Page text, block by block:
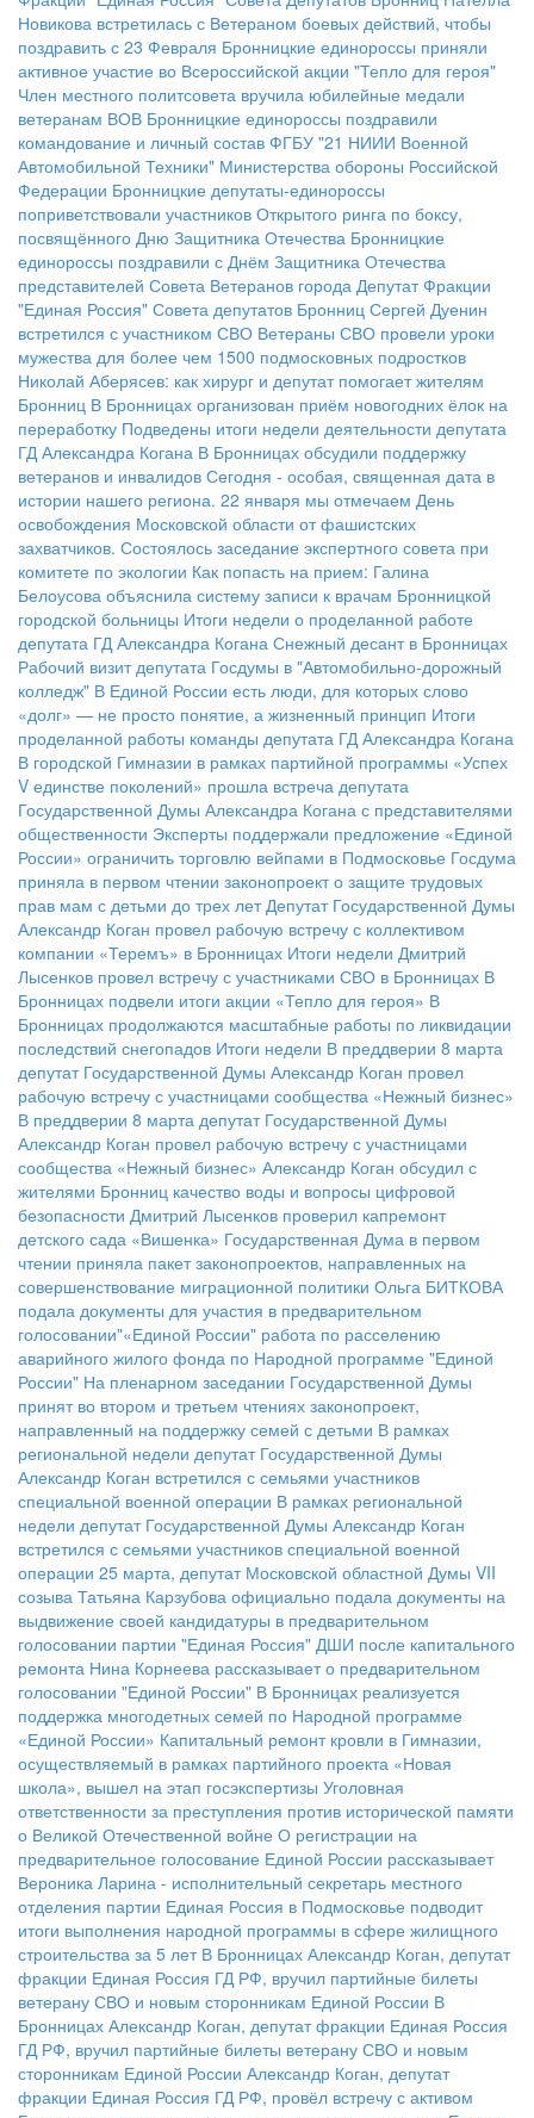
Новикова встретилась с Ветераном боевых действий, чтобы
поздравить с 23 Февраля Бронницкие единороссы приняли
активное участие во Всероссийской акции "Тепло для героя"
Член местного политсовета вручила юбилейные медали
ветеранам ВОВ Бронницкие единороссы поздравили
командование и личный состав ФГБУ "21 НИИИ Военной
Автомобильной Техники" Министерства обороны Российской
Федерации Бронницкие депутаты-единороссы
поприветствовали участников Открытого ринга по боксу,
посвящённого Дню Защитника Отечества Бронницкие
единороссы поздравили с Днём Защитника Отечества
представителей Совета Ветеранов города Депутат Фракции
"Единая Россия" Совета депутатов Бронниц Сергей Дуенин
встретился с участником СВО Ветераны СВО провели уроки
мужества для более чем 1500 подмосковных подростков
Николай Аберясев: как хирург и депутат помогает жителям
Бронниц В Бронницах организован приём новогодних ёлок на
переработку Подведены итоги недели деятельности депутата
ГД Александра Когана В Бронницах обсудили поддержку
ветеранов и инвалидов Сегодня - особая, священная дата в
истории нашего региона. 22 января мы отмечаем День
освобождения Московской области от фашистских
захватчиков. Состоялось заседание экспертного совета при
комитете по экологии Как попасть на прием: Галина
Белоусова объяснила систему записи к врачам Бронницкой
городской больницы Итоги недели о проделанной работе
депутата ГД Александра Когана Снежный десант в Бронницах
Рабочий визит депутата Госдумы в "Автомобильно-дорожный
колледж" В Единой России есть люди, для которых слово
«долг» — не просто понятие, а жизненный принцип Итоги
проделанной работы команды депутата ГД Александра Когана
В городской Гимназии в рамках партийной программы «Успех
V единстве поколений» прошла встреча депутата
Государственной Думы Александра Когана с представителями
общественности Эксперты поддержали предложение «Единой
России» ограничить торговлю вейпами в Подмосковье Госдума
приняла в первом чтении законопроект о защите трудовых
прав мам с детьми до трех лет Депутат Государственной Думы
Александр Коган провел рабочую встречу с коллективом
компании «Теремъ» в Бронницах Итоги недели Дмитрий
Лысенков провел встречу с участниками СВО в Бронницах В
Бронницах подвели итоги акции «Тепло для героя» В
Бронницах продолжаются масштабные работы по ликвидации
последствий снегопадов Итоги недели В преддверии 8 марта
депутат Государственной Думы Александр Коган провел
рабочую встречу с участницами сообщества «Нежный бизнес»
В преддверии 8 марта депутат Государственной Думы
Александр Коган провел рабочую встречу с участницами
сообщества «Нежный бизнес» Александр Коган обсудил с
жителями Бронниц качество воды и вопросы цифровой
безопасности Дмитрий Лысенков проверил капремонт
детского сада «Вишенка» Государственная Дума в первом
чтении приняла пакет законопроектов, направленных на
совершенствование миграционной политики Ольга БИТКОВА
подала документы для участия в предварительном
голосовании"«Единой России" работа по расселению
аварийного жилого фонда по Народной программе "Единой
России" На пленарном заседании Государственной Думы
принят во втором и третьем чтениях законопроект,
направленный на поддержку семей с детьми В рамках
региональной недели депутат Государственной Думы
Александр Коган встретился с семьями участников
специальной военной операции В рамках региональной
недели депутат Государственной Думы Александр Коган
встретился с семьями участников специальной военной
операции 25 марта, депутат Московской областной Думы VII
созыва Татьяна Карзубова официально подала документы на
выдвижение своей кандидатуры в предварительном
голосовании партии "Единая Россия" ДШИ после капитального
ремонта Нина Корнеева рассказывает о предварительном
голосовании "Единой России" В Бронницах реализуется
поддержка многодетных семей по Народной программе
«Единой России» Капитальный ремонт кровли в Гимназии,
осуществляемый в рамках партийного проекта «Новая
школа», вышел на этап госэкспертизы Уголовная
ответственности за преступления против исторической памяти
о Великой Отечественной войне О регистрации на
предварительное голосование Единой России рассказывает
Вероника Ларина - исполнительный секретарь местного
отделения партии Единая Россия в Подмосковье подводит
итоги выполнения народной программы в сфере жилищного
строительства за 5 лет В Бронницах Александр Коган, депутат
фракции Единая Россия ГД РФ, вручил партийные билеты
ветерану СВО и новым сторонникам Единой России В
Бронницах Александр Коган, депутат фракции Единая Россия
ГД РФ, вручил партийные билеты ветерану СВО и новым
сторонникам Единой России Александр Коган, депутат
фракции Единая Россия ГД РФ, провёл встречу с активом